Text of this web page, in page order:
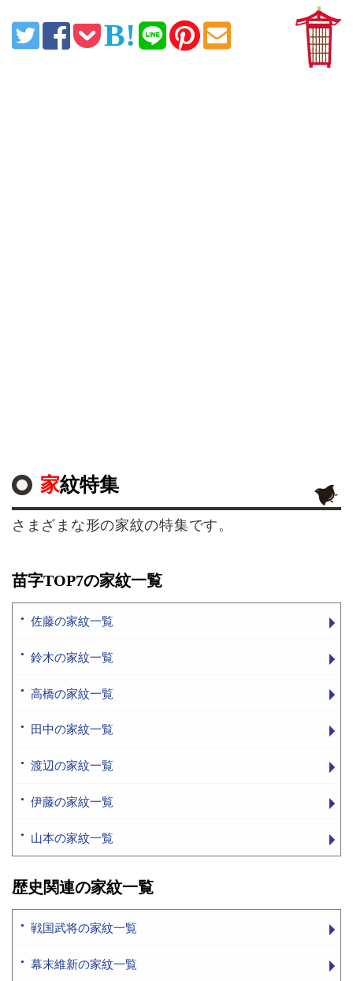
家紋特集
さまざまな形の家紋の特集です。
苗字TOP7の家紋一覧
佐藤の家紋一覧
鈴木の家紋一覧
高橋の家紋一覧
田中の家紋一覧
渡辺の家紋一覧
伊藤の家紋一覧
山本の家紋一覧
歴史関連の家紋一覧
戦国武将の家紋一覧
幕末維新の家紋一覧